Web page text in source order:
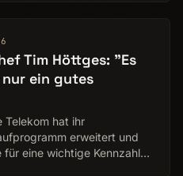
Tim Höttges: "Es
ein gutes
Telekom hat ihr
erweitert und
für eine wichtige Kennzahl